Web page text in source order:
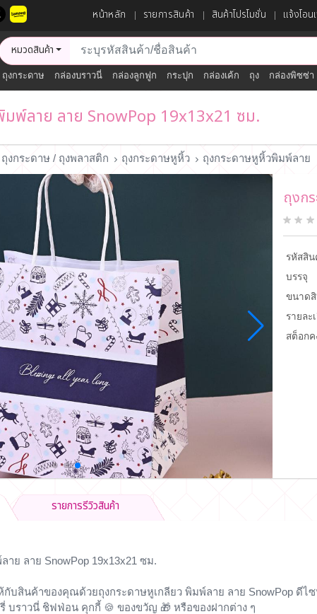
หน้าหลัก รายการสินค้า สินค้าโปรโมชั่น แจ้งโอน
หมวดสินค้า
ถุงกระดาษ กล่องบราวนี่ กล่องลูกฟูก กระปุก กล่องเค้ก ถุง กล่องพิซซ่า
มพ์ลาย ลาย SnowPop 19x13x21 ซม.
ถุงกระดาษ / ถุงพลาสติก ถุงกระดาษหูหิ้ว ถุงกระดาษหูหิ้วพิมพ์ลาย
ถุงก
รหัสสิน
บรรจุ
ขนาด
รายละ
สต็อกค
รายการรีวิวสินค้า
าย ลาย SnowPop 19x13x21 ซม.
กับสินค้าของคุณด้วยถุงกระดาษหูเกลียว พิมพ์ลาย ลาย SnowPop ดีไ
บราวนี่ ชิฟฟ่อน คุกกี้ 🍪 ของขวัญ 🎁 หรือของฝากต่าง ๆ